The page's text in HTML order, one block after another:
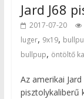
Jard J68
2017-07-20
luger, 9x19,
bullpup, öntöltő
Az amerikai
pisztolykaliberű